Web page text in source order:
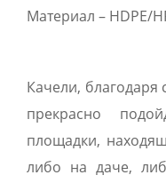
Материал – HDPE/
Качели, благодаря
прекрасно
площадки,
либо на даче,